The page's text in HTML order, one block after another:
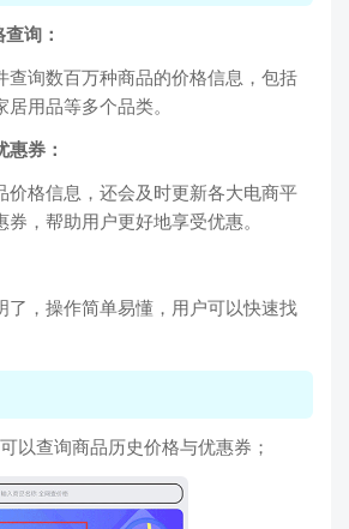
询：
查询数百万种商品的价格信息，包括
用品等多个品类。
惠券：
价格信息，还会及时更新各大电商平
，帮助用户更好地享受优惠。
了，操作简单易懂，用户可以快速找
以查询商品历史价格与优惠券；